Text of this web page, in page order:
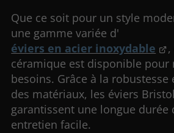
Que ce soit pour un style
une gamme variée d'
éviers en acier inoxydable
céramique est disponible pour
besoins. Grâce à la robustesse
des matériaux, les éviers
garantissent une longue durée
entretien facile.